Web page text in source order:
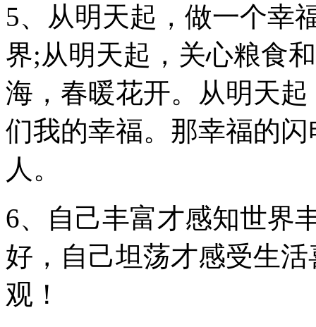
5、从明天起，做一个幸
界;从明天起，关心粮食
海，春暖花开。从明天
们我的幸福。那幸福的
人。
6、自己丰富才感知世界
好，自己坦荡才感受生
观！